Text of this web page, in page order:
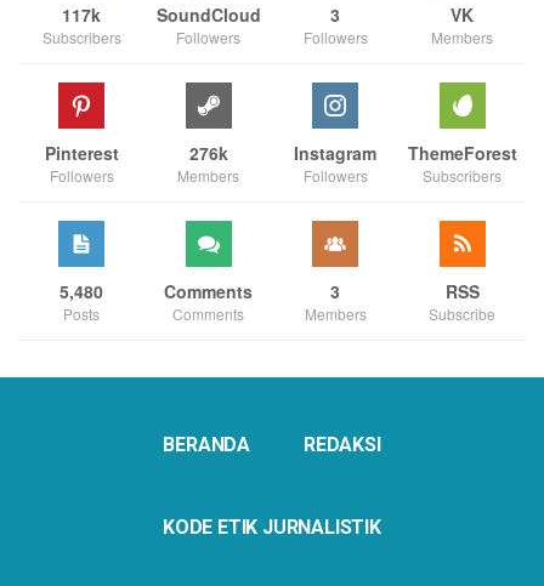
117k
Subscribers
SoundCloud
Followers
3
Followers
VK
Members
Pinterest
Followers
276k
Members
Instagram
Followers
ThemeForest
Subscribers
5,480
Posts
Comments
Comments
3
Members
RSS
Subscribe
BERANDA REDAKSI
KODE ETIK JURNALISTIK